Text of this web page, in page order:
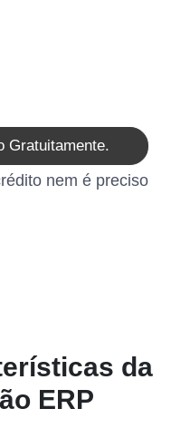
Gratuitamente.
nem é preciso
da
ERP